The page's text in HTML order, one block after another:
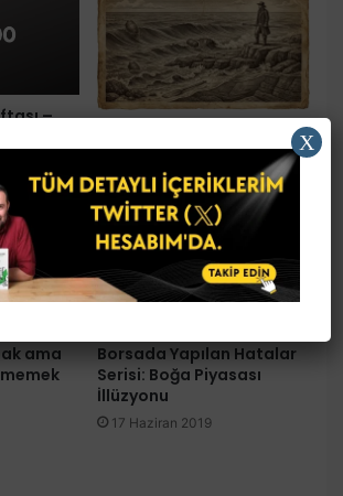
–
Dow Teorisi Nedir: Dalga
Yapıları
13 Mayıs 2021
ama
Borsada Yapılan Hatalar
Serisi: Boğa Piyasası
İllüzyonu
17 Haziran 2019
X